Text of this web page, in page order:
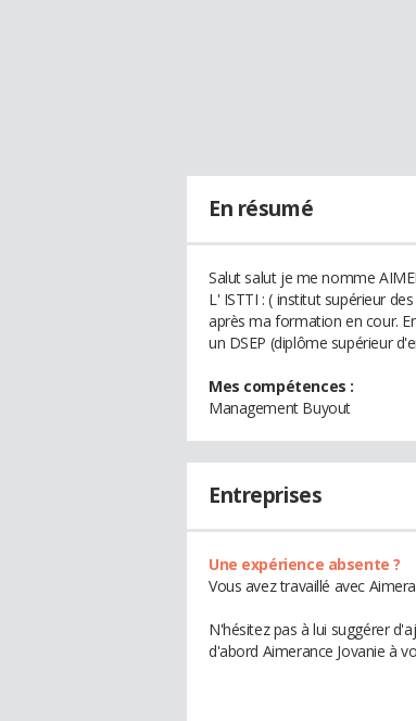
En résumé
Salut salut je me nomme
L' ISTTI : ( institut supérieur
après ma formation en cour.
un DSEP (diplôme supérieur
Mes compétences :
Management Buyout
Entreprises
Une expérience absente ?
Vous avez travaillé avec
N'hésitez pas à lui suggérer
d'abord Aimerance Jovanie à